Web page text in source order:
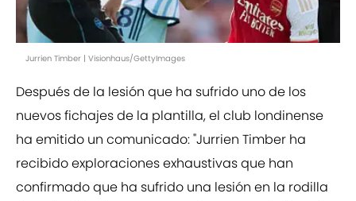
Jurrien Timber | Visionhaus/GettyImages
Después de la lesión que ha sufrido uno de los
nuevos fichajes de la plantilla, el club londinense
ha emitido un comunicado: "Jurrien Timber ha
recibido exploraciones exhaustivas que han
confirmado que ha sufrido una lesión en la rodilla